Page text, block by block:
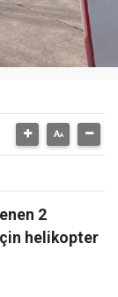
2
helikopter